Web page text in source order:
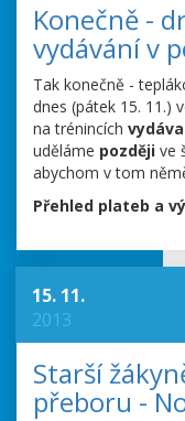
Konečně -
vydávání v
Tak konečně -
dnes (pátek 15. 11.)
na trénincích
uděláme později ve
abychom v tom
Přehled plateb a
15. 11.
2013
Starší
přeboru -